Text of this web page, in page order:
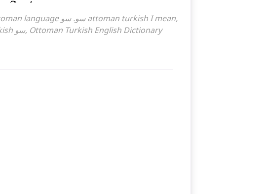
سو What is the meaning of the word, what does it mean in turkish سو, Ottoman Turkish English Dictionary